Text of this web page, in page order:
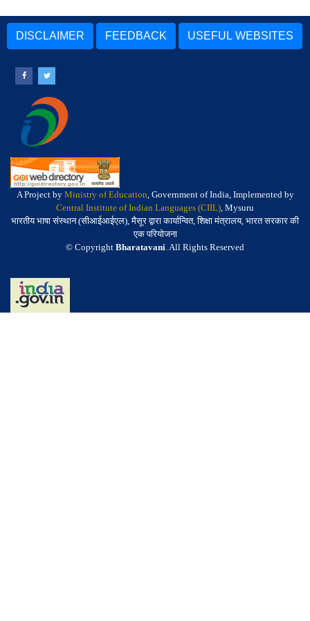
DISCLAIMER FEEDBACK USEFUL WEBSITES
A Project by Ministry of Education, Government of India, Implemented by
Central Institute of Indian Languages (CIIL), Mysuru
भारतीय भाषा संस्थान (सीआईआईएल), मैसूर द्वारा कार्यान्वित, शिक्षा मंत्रालय, भारत सरकार की
एक परियोजना
© Copyright Bharatavani. All Rights Reserved